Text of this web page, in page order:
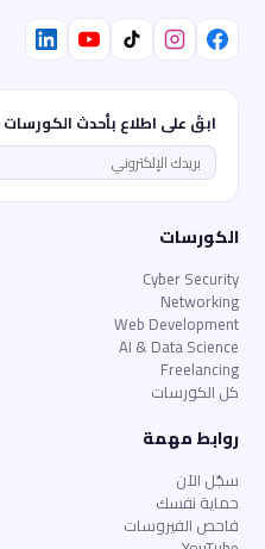
ابقَ على اطلاع بأحدث الكورسات
الكورسات
Cyber Security
Networking
Web Development
AI & Data Science
Freelancing
كل الكورسات
روابط مهمة
سجّل الآن
حماية نفسك
فاحص الفيروسات